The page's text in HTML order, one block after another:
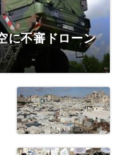
に不審ドローン